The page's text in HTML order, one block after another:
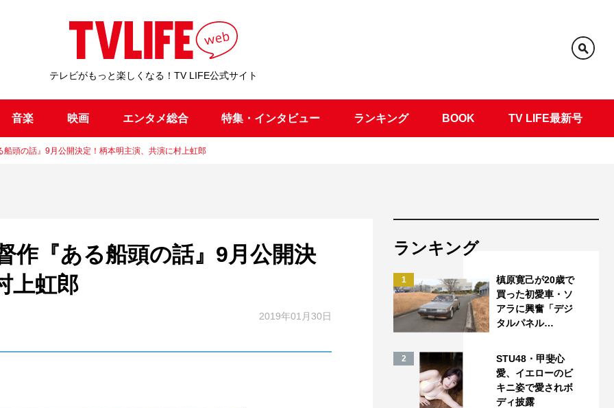
テレビがもっと楽しくなる！TV LIFE公式サイト
音楽 映画 エンタメ総合 特集・インタビュー ランキング BOOK TV LIFE最新号
頭の話』9月公開決定！柄本明主演、共演に村上虹郎
作『ある船頭の話』9月公開決
上虹郎
2019年01月30日
ランキング
1
槙原寛己が20歳で
買った初愛車・ソ
アラに興奮「デジ
タルパネル…
2
STU48・甲斐心
愛、イエローのビ
キニ姿で愛されボ
ディ披露